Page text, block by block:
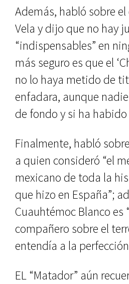
Además, habló sobre el
Vela y dijo que no hay
“indispensables” en
más seguro es que el
no lo haya metido de
enfadara, aunque
de fondo y si ha habido
Finalmente, habló
a quien consideró “el
mexicano de toda la
que hizo en España”;
Cuauhtémoc Blanco es
compañero sobre el
entendía a la perfección
EL “Matador” aún